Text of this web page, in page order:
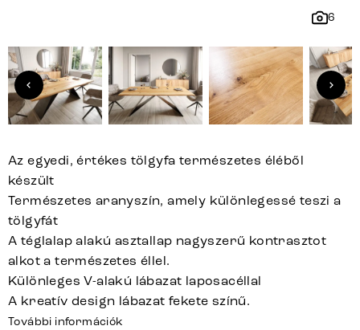
6
Az egyedi, értékes tölgyfa természetes éléből
készült
Természetes aranyszín, amely különlegessé teszi a
tölgyfát
A téglalap alakú asztallap nagyszerű kontrasztot
alkot a természetes éllel.
Különleges V-alakú lábazat laposacéllal
A kreatív design lábazat fekete színű.
További információk